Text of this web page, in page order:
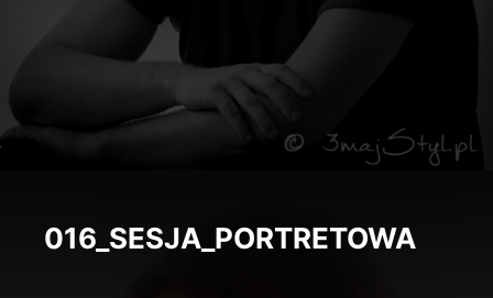
016_SESJA_PORTRETOWA